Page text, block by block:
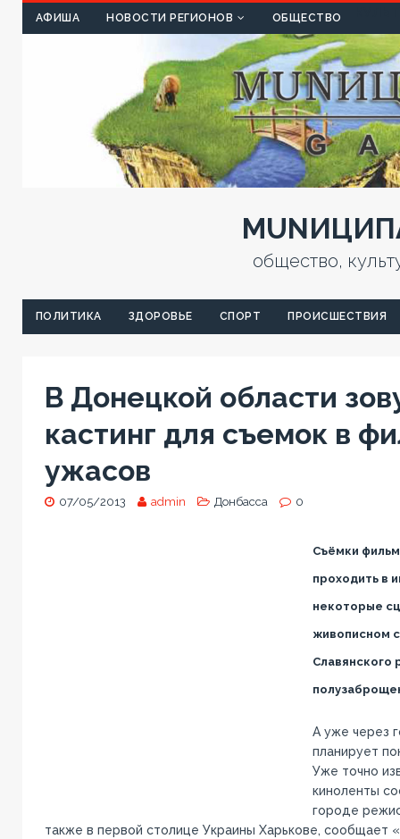
АФИША НОВОСТИ РЕГИОНОВ ОБЩЕСТВО
общество,
ПОЛИТИКА ЗДОРОВЬЕ СПОРТ ПРОИСШЕСТВИЯ
В Донецкой области
кастинг для съемок в
ужасов
07/05/2013 admin Донбасса 0
Съёмки
проходить в
некоторые
живописном
Славянского
А уже через
планирует
Уже точно
киноленты
городе
также в первой столице Украины Харькове, сообщает